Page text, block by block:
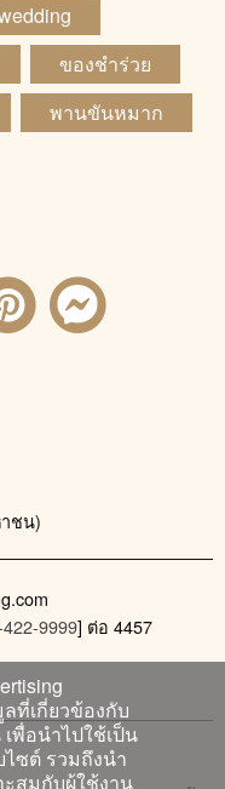
ของชำร่วย
พานขันหมาก
ชน)
9999] ต่อ 4457
ที่เกี่ยวข้องกับ
พื่อนำไปใช้เป็น
ซต์ รวมถึงนำ
สมกับผู้ใช้งาน